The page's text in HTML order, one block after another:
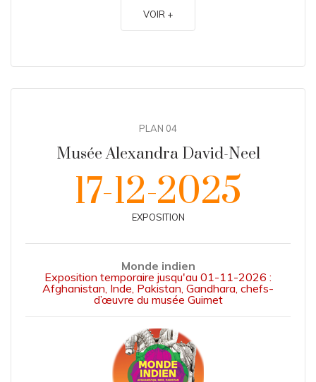
VOIR +
PLAN 04
Musée Alexandra David-Neel
17-12-2025
EXPOSITION
Monde indien
Exposition temporaire jusqu'au 01-11-2026 :
Afghanistan, Inde, Pakistan, Gandhara, chefs-
d’œuvre du musée Guimet